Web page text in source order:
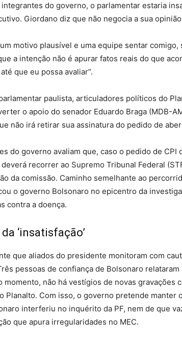
do governo, o parlamentar estaria
Giordano diz que não negocia a sua
motivo plausível e uma equipe sentar
a intenção não é apurar fatos reais do que
que eu possa avaliar”.
paulista, articuladores políticos do
o apoio do senador Eduardo Braga (MDB-
não irá retirar sua assinatura do pedido de
do governo avaliam que, caso o pedido de CPI
recorrer ao Supremo Tribunal Federal
da comissão. Caminho semelhante ao
o governo Bolsonaro no epicentro da
contra a doença.
‘insatisfação’
que aliados do presidente monitoram com
pessoas de confiança de Bolsonaro
momento, não há vestígios de novas gravações
Planalto. Com isso, o governo pretende manter
interferiu no inquérito da PF, nem de que
que apura irregularidades no MEC.